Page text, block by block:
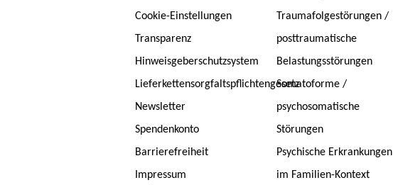
Cookie-Einstellungen
Transparenz
Hinweisgeberschutzsystem
Lieferkettensorgfaltspflichtengesetz
Newsletter
Spendenkonto
Barrierefreiheit
Impressum
Traumafolgestörungen /
posttraumatische
Belastungsstörungen
Somatoforme /
psychosomatische
Störungen
Psychische Erkrankungen
im Familien-Kontext